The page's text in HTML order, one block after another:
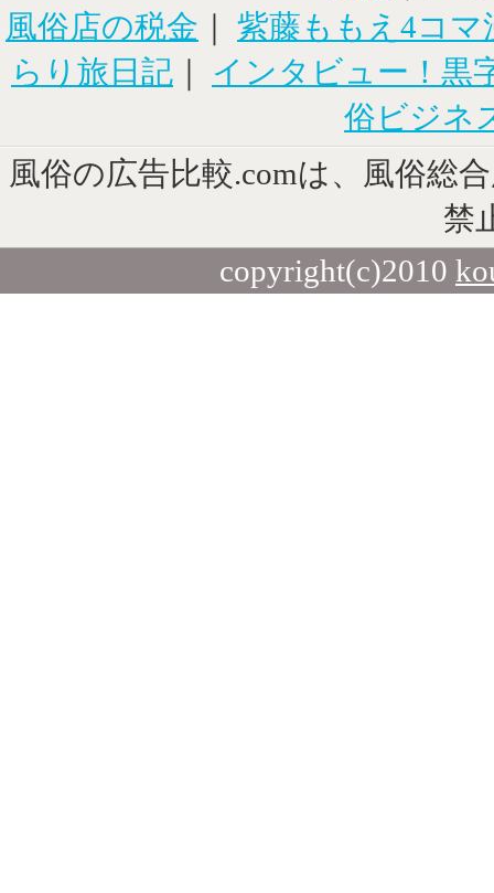
風俗店の税金 ｜ 紫藤ももえ4コマ
らり旅日記 ｜ インタビュー！黒
俗ビジネ
風俗の広告比較.comは、風俗総
禁
copyright(c)2010